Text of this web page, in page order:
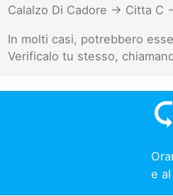
Calalzo Di Cadore -> Citta C
In molti casi, potrebbero
Verificalo tu stesso,
e